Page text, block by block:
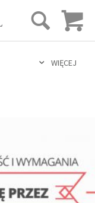
WIĘCEJ
FILOZOFIA
ADOPCJA